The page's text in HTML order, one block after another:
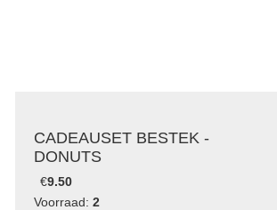
CADEAUSET BESTEK -
DONUTS
€9.50
Voorraad: 2